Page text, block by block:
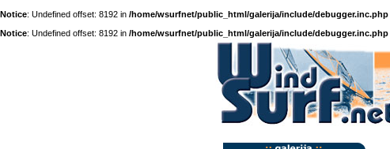
Notice: Undefined offset: 8192 in /home/wsurfnet/public_html/galerija/include/debugger.inc.php
Notice: Undefined offset: 8192 in /home/wsurfnet/public_html/galerija/include/debugger.inc.php